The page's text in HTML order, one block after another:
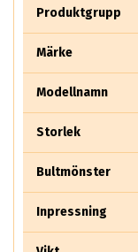
Varje VLF-hjul är
våra fälgar skapar
och strukturella
Produktgrupp
Märke
Modellnamn
Storlek
Bultmönster
Inpressning